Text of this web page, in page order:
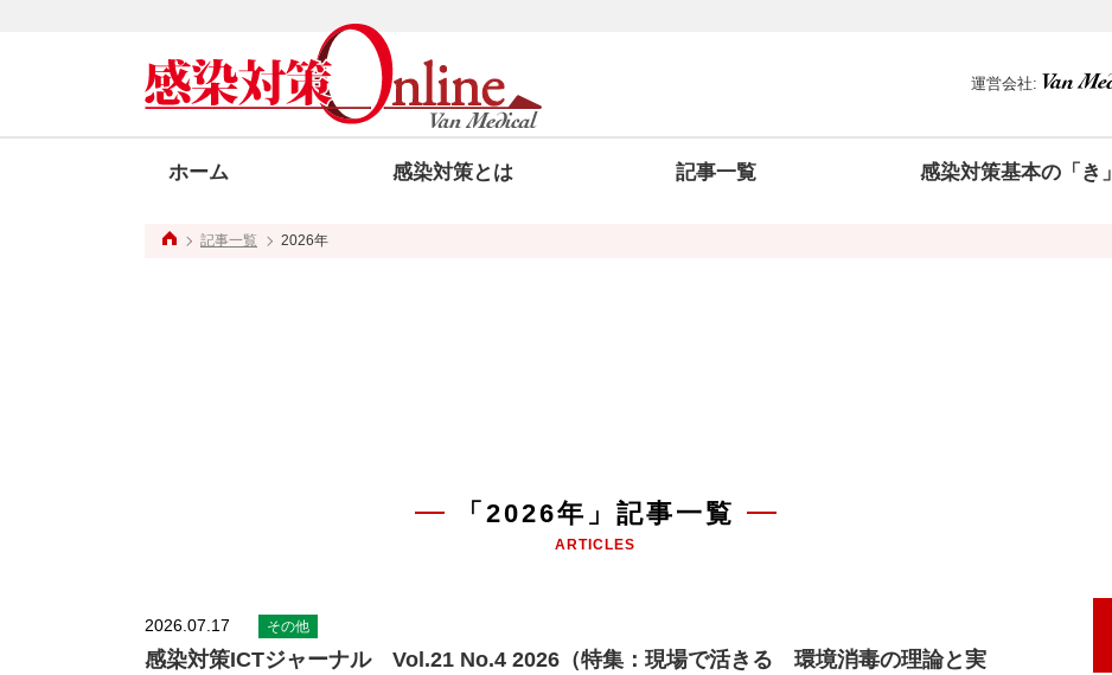
運営会社:
ホーム 感染対策とは 記事一覧 感染対策基本の「き」
記事一覧 2026年
「2026年」記事一覧
ARTICLES
2026.07.17 その他
感染対策ICTジャーナル Vol.21 No.4 2026（特集：現場で活きる 環境消毒の理論と実